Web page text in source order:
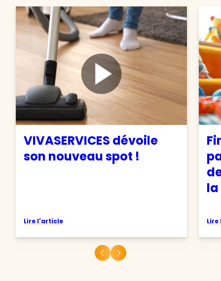
VIVASERVICES dévoile
son nouveau spot !
Lire l'article
la